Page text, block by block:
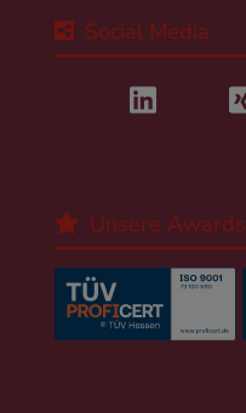
Social Media
Unsere Awards